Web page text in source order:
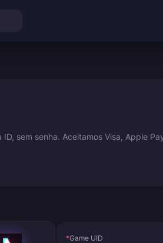
sem senha. Aceitamos Visa, Apple
*Game UID